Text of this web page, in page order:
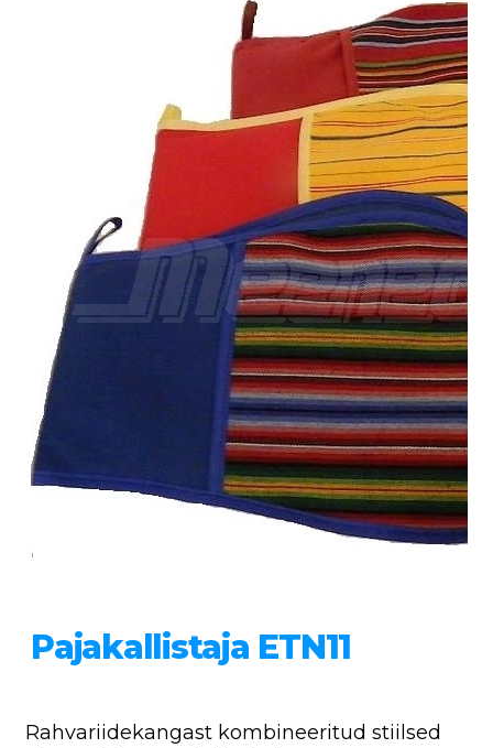
Pajakallistaja ETN11
Rahvariidekangast kombineeritud stiilsed